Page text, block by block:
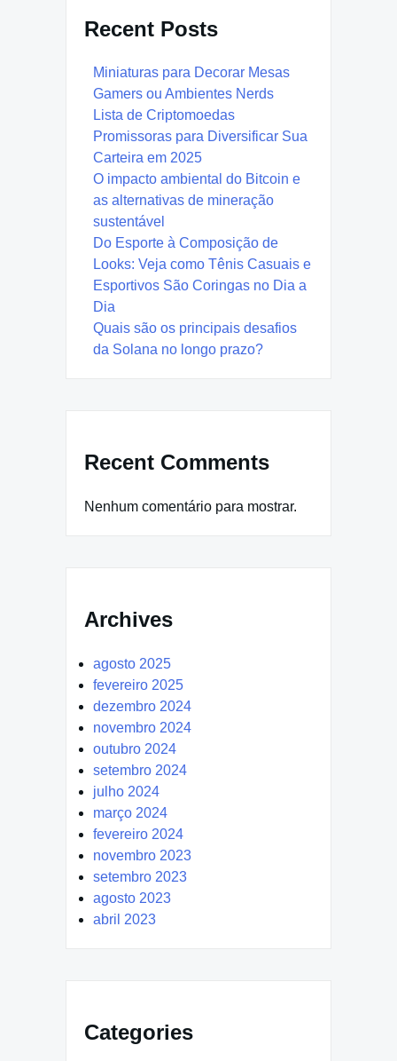
Recent Posts
Miniaturas para Decorar Mesas
Gamers ou Ambientes Nerds
Lista de Criptomoedas
Promissoras para Diversificar Sua
Carteira em 2025
O impacto ambiental do Bitcoin e
as alternativas de mineração
sustentável
Do Esporte à Composição de
Looks: Veja como Tênis Casuais e
Esportivos São Coringas no Dia a
Dia
Quais são os principais desafios
da Solana no longo prazo?
Recent Comments
Nenhum comentário para mostrar.
Archives
agosto 2025
fevereiro 2025
dezembro 2024
novembro 2024
outubro 2024
setembro 2024
julho 2024
março 2024
fevereiro 2024
novembro 2023
setembro 2023
agosto 2023
abril 2023
Categories